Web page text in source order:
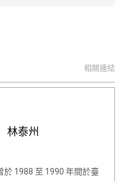
相關連結
林泰州
1988 至 1990 年間於臺